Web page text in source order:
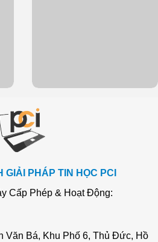
GIẢI PHÁP TIN HỌC PCI
Cấp Phép & Hoạt Động:
Văn Bá, Khu Phố 6, Thủ Đức, Hồ